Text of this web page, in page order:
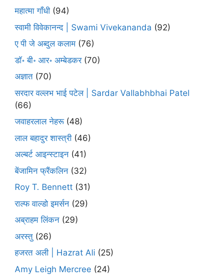
महात्मा गाँधी (94)
स्वामी विवेकानन्द | Swami Vivekananda (92)
ए पी जे अब्दुल कलाम (76)
डॉ॰ बी॰ आर॰ अम्बेडकर(70)
अज्ञात (70)
सरदार वल्लभ भाई पटेल | Sardar Vallabhbhai Patel
(66)
जवाहरलाल नेहरू(48)
लाल बहादुर शास्त्री (46)
अल्बर्ट आइन्स्टाइन (41)
बेंजामिन फ्रैंकलिन (32)
Roy T. Bennett (31)
राल्फ वाल्डो इमर्सन (29)
अब्राहम लिंकन (29)
अरस्तु (26)
हजरत अली | Hazrat Ali (25)
Amy Leigh Mercree (24)